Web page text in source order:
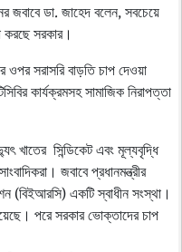
জবাবে ডা. জাহেদ বলেন, সবচেয়ে
করছে সরকার।
ওপর সরাসরি বাড়তি চাপ দেওয়া
কার্যক্রমসহ সামাজিক নিরাপত্তা
খাতের সিন্ডিকেট এবং মূল্যবৃদ্ধি
জবাবে প্রধানমন্ত্রীর
(বিইআরসি) একটি স্বাধীন সংস্থা।
পরে সরকার ভোক্তাদের চাপ